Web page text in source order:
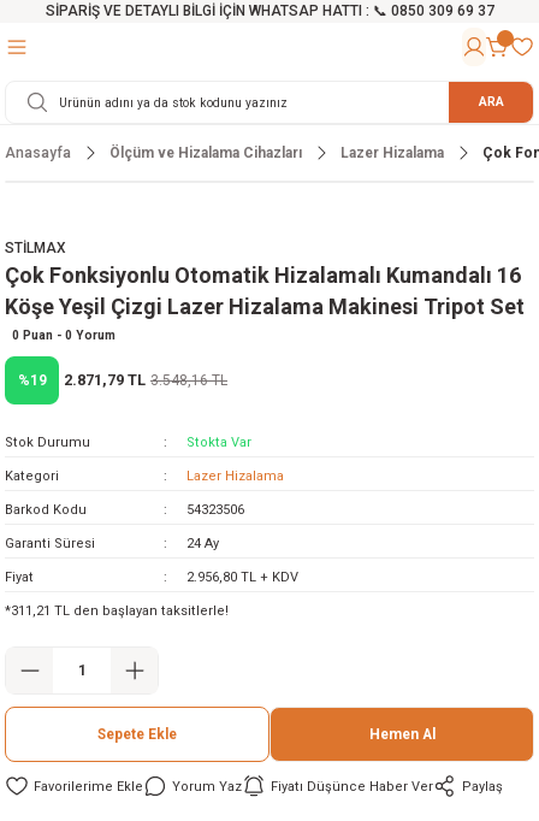
SİPARİŞ VE DETAYLI BİLGİ İÇİN WHATSAP HATTI : 📞 0850 309 69 37
Testereler
Makinesi
Testereler
Cihazları
Mikser
ve Arabalar
Malzemeleri ARA
Anasayfa Ölçüm ve Hizalama Cihazları Lazer Hizalama Çok
STİLMAX
Çok Fonksiyonlu Otomatik Hizalamalı Kumandalı 16
Köşe Yeşil Çizgi Lazer Hizalama Makinesi Tripot Set
0 Puan - 0 Yorum
%19 2.871,79 TL 3.548,16 TL
Stok Durumu Stokta Var
Kategori Lazer Hizalama
Barkod Kodu 54323506
Garanti Süresi 24 Ay
Fiyat 2.956,80 TL + KDV
*311,21 TL den başlayan taksitlerle!
Sepete Ekle Hemen Al
Yorum Yaz Fiyatı Düşünce Haber Ver Paylaş